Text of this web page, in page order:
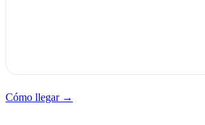
Cómo llegar →